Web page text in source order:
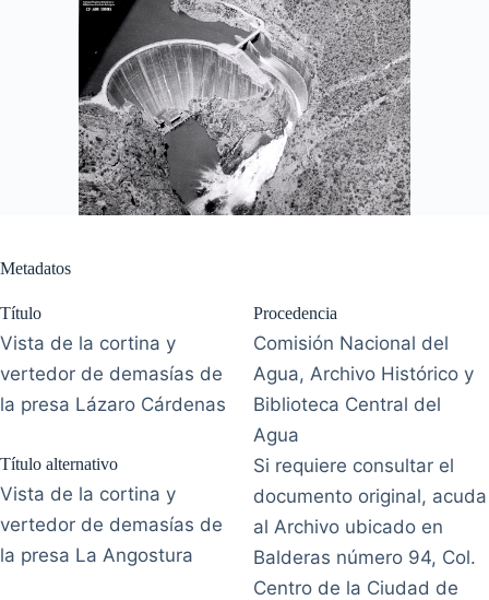
Metadatos
Título
Vista de la cortina y
vertedor de demasías de
la presa Lázaro Cárdenas
Título alternativo
Vista de la cortina y
vertedor de demasías de
la presa La Angostura
Procedencia
Comisión Nacional del
Agua, Archivo Histórico y
Biblioteca Central del
Agua
Si requiere consultar el
documento original, acuda
al Archivo ubicado en
Balderas número 94, Col.
Centro de la Ciudad de